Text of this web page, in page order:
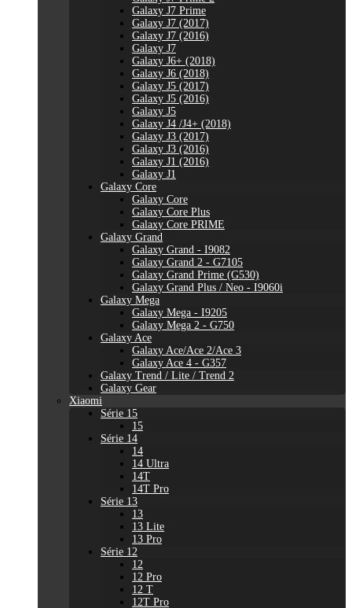
Galaxy J7 Prime
Galaxy J7 (2017)
Galaxy J7 (2016)
Galaxy J7
Galaxy J6+ (2018)
Galaxy J6 (2018)
Galaxy J5 (2017)
Galaxy J5 (2016)
Galaxy J5
Galaxy J4 /J4+ (2018)
Galaxy J3 (2017)
Galaxy J3 (2016)
Galaxy J1 (2016)
Galaxy J1
Galaxy Core
Galaxy Core
Galaxy Core Plus
Galaxy Core PRIME
Galaxy Grand
Galaxy Grand - I9082
Galaxy Grand 2 - G7105
Galaxy Grand Prime (G530)
Galaxy Grand Plus / Neo - I9060i
Galaxy Mega
Galaxy Mega - I9205
Galaxy Mega 2 - G750
Galaxy Ace
Galaxy Ace/Ace 2/Ace 3
Galaxy Ace 4 - G357
Galaxy Trend / Lite / Trend 2
Galaxy Gear
Xiaomi
Série 15
15
Série 14
14
14 Ultra
14T
14T Pro
Série 13
13
13 Lite
13 Pro
Série 12
12
12 Pro
12 T
12T Pro